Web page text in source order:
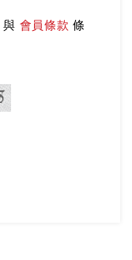
與 會員條款 條